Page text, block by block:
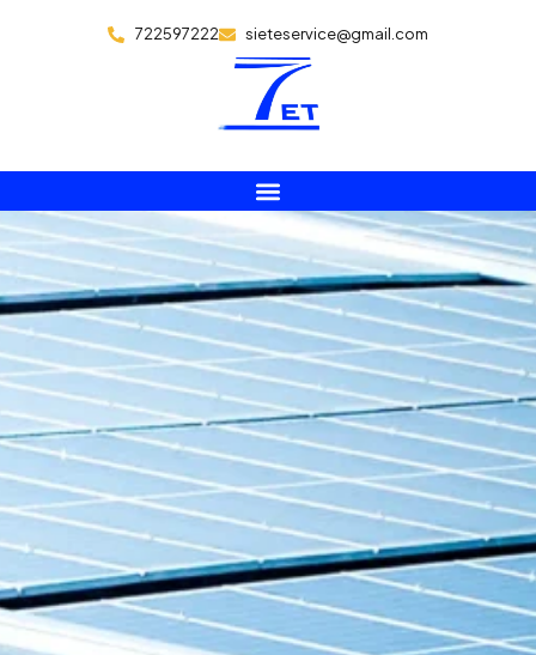
722597222 sieteservice@gmail.com